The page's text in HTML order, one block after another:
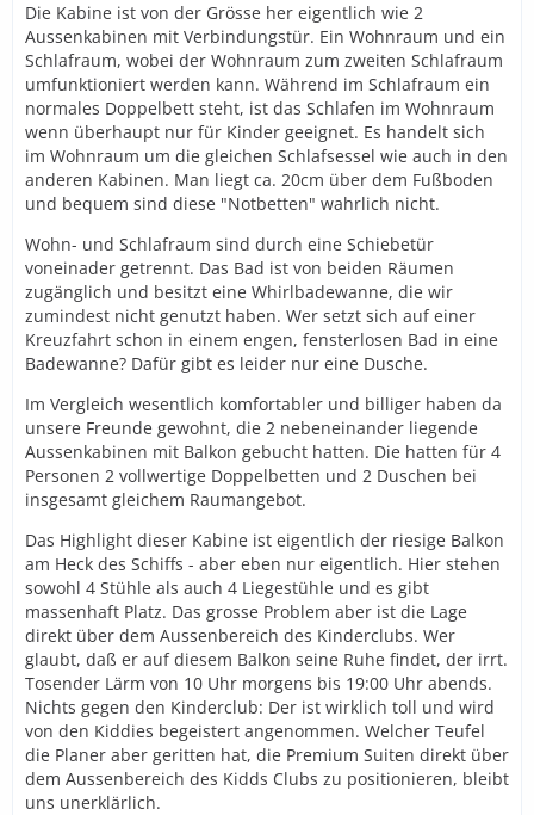
Die Kabine ist von der Grösse her eigentlich wie 2
Aussenkabinen mit Verbindungstür. Ein Wohnraum und ein
Schlafraum, wobei der Wohnraum zum zweiten Schlafraum
umfunktioniert werden kann. Während im Schlafraum ein
normales Doppelbett steht, ist das Schlafen im Wohnraum
wenn überhaupt nur für Kinder geeignet. Es handelt sich
im Wohnraum um die gleichen Schlafsessel wie auch in den
anderen Kabinen. Man liegt ca. 20cm über dem Fußboden
und bequem sind diese "Notbetten" wahrlich nicht.
Wohn- und Schlafraum sind durch eine Schiebetür
voneinader getrennt. Das Bad ist von beiden Räumen
zugänglich und besitzt eine Whirlbadewanne, die wir
zumindest nicht genutzt haben. Wer setzt sich auf einer
Kreuzfahrt schon in einem engen, fensterlosen Bad in eine
Badewanne? Dafür gibt es leider nur eine Dusche.
Im Vergleich wesentlich komfortabler und billiger haben da
unsere Freunde gewohnt, die 2 nebeneinander liegende
Aussenkabinen mit Balkon gebucht hatten. Die hatten für 4
Personen 2 vollwertige Doppelbetten und 2 Duschen bei
insgesamt gleichem Raumangebot.
Das Highlight dieser Kabine ist eigentlich der riesige Balkon
am Heck des Schiffs - aber eben nur eigentlich. Hier stehen
sowohl 4 Stühle als auch 4 Liegestühle und es gibt
massenhaft Platz. Das grosse Problem aber ist die Lage
direkt über dem Aussenbereich des Kinderclubs. Wer
glaubt, daß er auf diesem Balkon seine Ruhe findet, der irrt.
Tosender Lärm von 10 Uhr morgens bis 19:00 Uhr abends.
Nichts gegen den Kinderclub: Der ist wirklich toll und wird
von den Kiddies begeistert angenommen. Welcher Teufel
die Planer aber geritten hat, die Premium Suiten direkt über
dem Aussenbereich des Kidds Clubs zu positionieren, bleibt
uns unerklärlich.